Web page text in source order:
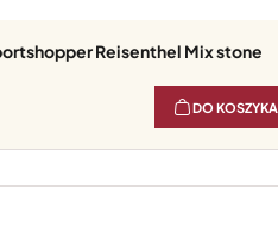
Reisenthel Mix stone
DO KOSZYKA